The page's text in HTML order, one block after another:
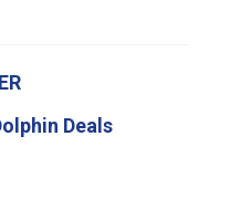
Deals